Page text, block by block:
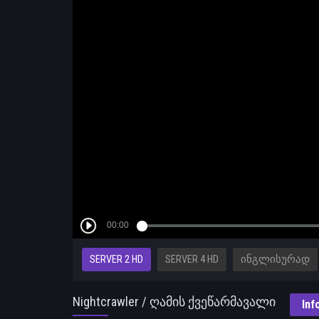
SERVER 2 HD SERVER 4 HD ᲘᲜᲒᲚᲘᲡᲣᲠᲐᲓ
Nightcrawler / ღამის ქვეწარმავალი